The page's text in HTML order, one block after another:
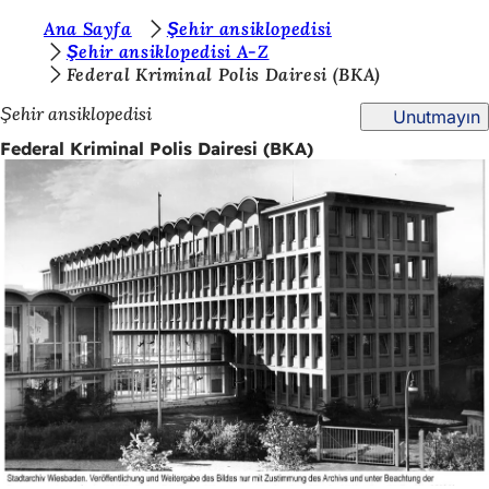
İçeriğe atla
r
a
d
a
n
ı
z
:
Ana Sayfa
Şehir ansiklopedisi
Şehir ansiklopedisi A-Z
Federal Kriminal Polis Dairesi (BKA)
Şehir ansiklopedisi
Unutmayın
Federal Kriminal Polis Dairesi (BKA)